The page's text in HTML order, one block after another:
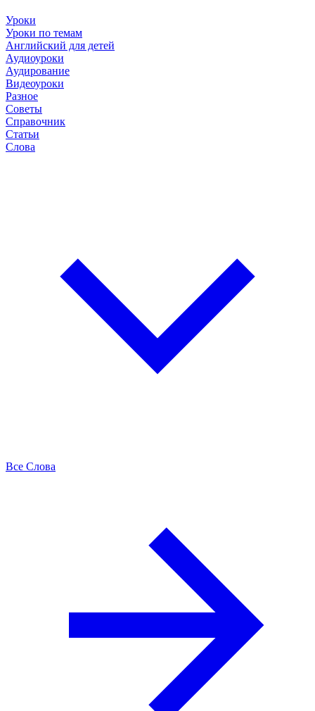
Уроки
Уроки по темам
Английский для детей
Аудиоуроки
Аудирование
Видеоуроки
Разное
Советы
Справочник
Статьи
Слова
Все Слова